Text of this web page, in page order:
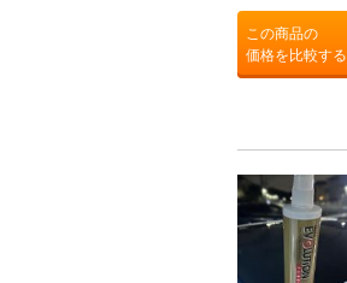
この商品の
価格を比較する